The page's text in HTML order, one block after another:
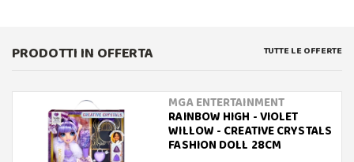
PRODOTTI IN OFFERTA TUTTE LE OFFERTE
MGA ENTERTAINMENT
RAINBOW HIGH - VIOLET
WILLOW - CREATIVE CRYSTALS
FASHION DOLL 28CM